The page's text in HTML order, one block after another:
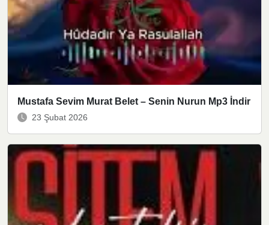
Mustafa Sevim Murat Belet – Senin Nurun Mp3 İndir
23 Şubat 2026